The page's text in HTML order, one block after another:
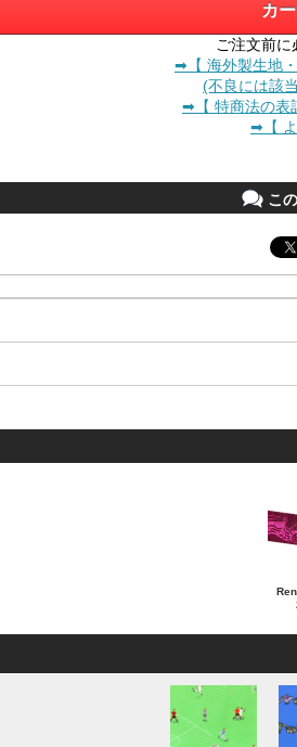
ご注文前
➡【 海外製生地
(不良には該
➡【 特商法の表
➡【 よ
こ